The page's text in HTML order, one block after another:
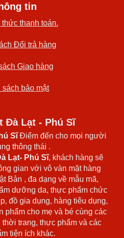
tin
thanh toán.
Đổi trả hàng
Giao hàng
sách bảo mật
Đà Lạt - Phú Sĩ
SĩĐiểm đến cho mọi người
thông thái .
Lạt- Phú Sĩ, khách hàng sẽ
gian với vô vàn mặt hàng
Bản , đa dạng về mẫu mã,
dưỡng da, thực phẩm chức
đồ gia dụng, hàng tiêu dụng,
phẩm cho mẹ và bé cùng các
trang, thực phẩm và các
tiện ích khác.